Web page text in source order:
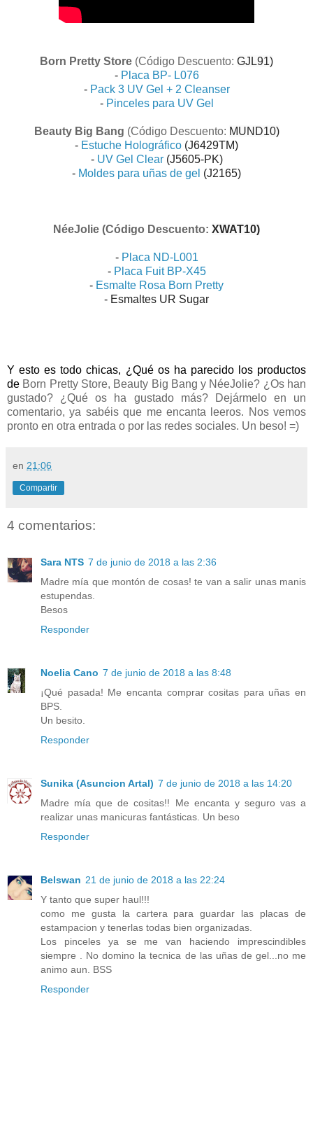
Born Pretty Store (Código Descuento: GJL91)
- Placa BP- L076
- Pack 3 UV Gel + 2 Cleanser
- Pinceles para UV Gel
Beauty Big Bang (Código Descuento: MUND10)
- Estuche Holográfico (J6429TM)
- UV Gel Clear(J5605-PK)
- Moldes para uñas de gel (J2165)
NéeJolie (Código Descuento: XWAT10)
- Placa ND-L001
- Placa Fuit BP-X45
- Esmalte Rosa Born Pretty
- Esmaltes UR Sugar
Y esto es todo chicas, ¿Qué os ha parecido los productos
de Born Pretty Store, Beauty Big Bang y NéeJolie? ¿Os han
gustado? ¿Qué os ha gustado más? Dejármelo en un
comentario, ya sabéis que me encanta leeros. Nos vemos
pronto en otra entrada o por las redes sociales. Un beso! =)
en 21:06
Compartir
4 comentarios:
Sara NTS 7 de junio de 2018 a las 2:36
Madre mía que montón de cosas! te van a salir unas manis
estupendas.
Besos
Responder
Noelia Cano 7 de junio de 2018 a las 8:48
¡Qué pasada! Me encanta comprar cositas para uñas en
BPS.
Un besito.
Responder
Sunika (Asuncion Artal) 7 de junio de 2018 a las 14:20
Madre mía que de cositas!! Me encanta y seguro vas a
realizar unas manicuras fantásticas. Un beso
Responder
Belswan 21 de junio de 2018 a las 22:24
Y tanto que super haul!!!
como me gusta la cartera para guardar las placas de
estampacion y tenerlas todas bien organizadas.
Los pinceles ya se me van haciendo imprescindibles
siempre . No domino la tecnica de las uñas de gel...no me
animo aun. BSS
Responder